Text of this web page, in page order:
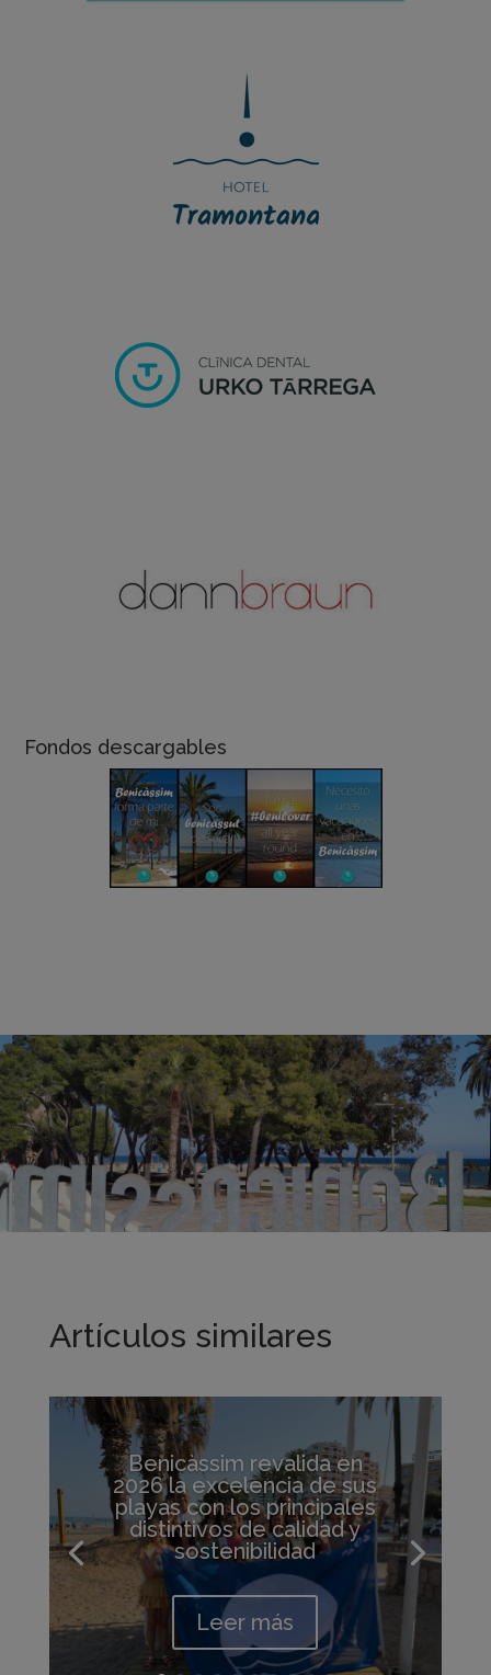
Fondos descargables
Artículos similares
Benicàssim revalida en
2026 la excelencia de sus
playas con los principales
distintivos de calidad y
sostenibilidad
Leer más